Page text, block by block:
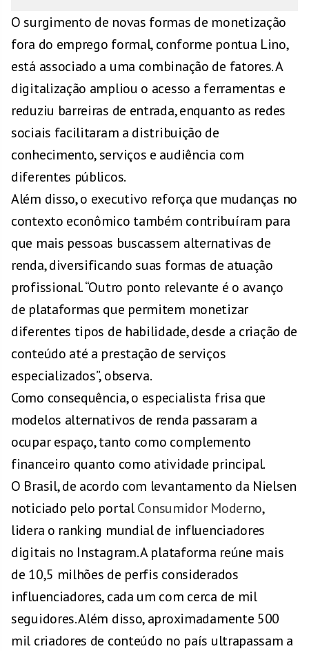
O surgimento de novas formas de monetização
fora do emprego formal, conforme pontua Lino,
está associado a uma combinação de fatores. A
digitalização ampliou o acesso a ferramentas e
reduziu barreiras de entrada, enquanto as redes
sociais facilitaram a distribuição de
conhecimento, serviços e audiência com
diferentes públicos.
Além disso, o executivo reforça que mudanças no
contexto econômico também contribuíram para
que mais pessoas buscassem alternativas de
renda, diversificando suas formas de atuação
profissional. “Outro ponto relevante é o avanço
de plataformas que permitem monetizar
diferentes tipos de habilidade, desde a criação de
conteúdo até a prestação de serviços
especializados”, observa.
Como consequência, o especialista frisa que
modelos alternativos de renda passaram a
ocupar espaço, tanto como complemento
financeiro quanto como atividade principal.
O Brasil, de acordo com levantamento da Nielsen
noticiado pelo portalConsumidor Moderno,
lidera o ranking mundial de influenciadores
digitais no Instagram. A plataforma reúne mais
de 10,5 milhões de perfis considerados
influenciadores, cada um com cerca de mil
seguidores. Além disso, aproximadamente 500
mil criadores de conteúdo no país ultrapassam a